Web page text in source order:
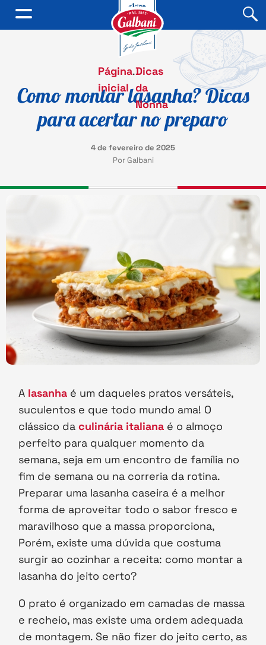
Página
inicial
.Dicas
da
Nonna
Como montar lasanha? Dicas
para acertar no preparo
4 de fevereiro de 2025
Por Galbani
A lasanha é um daqueles pratos versáteis,
suculentos e que todo mundo ama! O
clássico daculinária italiana é o almoço
perfeito para qualquer momento da
semana, seja em um encontro de família no
fim de semana ou na correria da rotina.
Preparar uma lasanha caseira é a melhor
forma de aproveitar todo o sabor fresco e
maravilhoso que a massa proporciona,
Porém, existe uma dúvida que costuma
surgir ao cozinhar a receita: como montar a
lasanha do jeito certo?
O prato é organizado em camadas de massa
e recheio, mas existe uma ordem adequada
de montagem. Se não fizer do jeito certo, as